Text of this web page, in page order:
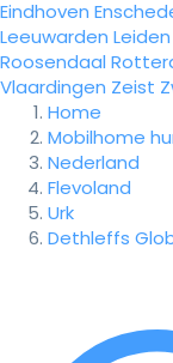
Eindhoven
Leeuwarden Leiden
Roosendaal
Vlaardingen Zeist
Home
Mobilhome
Nederland
Flevoland
Urk
Dethleffs